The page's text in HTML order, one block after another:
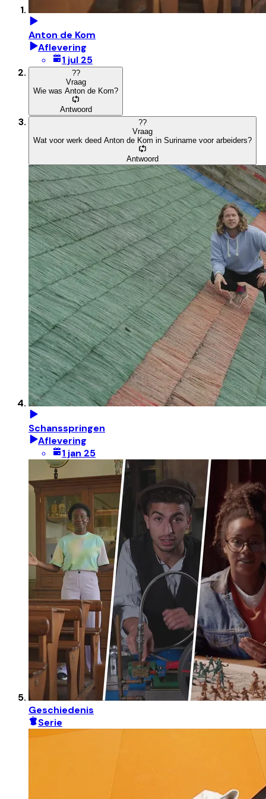
Anton de Kom
Aflevering
1 jul 25
??
Vraag
Wie was Anton de Kom?
Antwoord
??
Vraag
Wat voor werk deed Anton de Kom in Suriname voor arbeiders?
Antwoord
Schansspringen
Aflevering
1 jan 25
Geschiedenis
Serie